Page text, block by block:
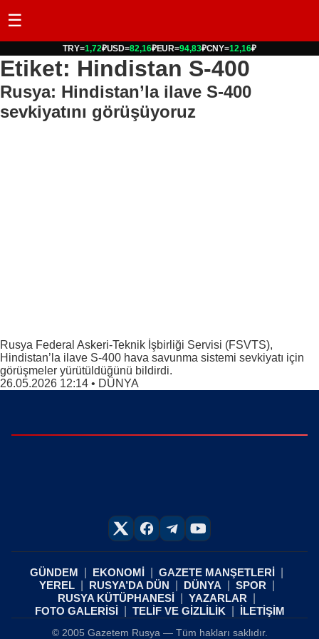
☰
TRY=1,72₽USD=82,16₽EUR=94,83₽CNY=12,16₽
Etiket: Hindistan S-400
Rusya: Hindistan’la ilave S-400
sevkiyatını görüşüyoruz
Rusya Federal Askeri-Teknik İşbirliği Servisi (FSVTS),
Hindistan’la ilave S-400 hava savunma sistemi sevkiyatı için
görüşmeler yürütüldüğünü bildirdi.
26.05.2026 12:14 • DÜNYA
GÜNDEM EKONOMİ
GAZETE MANŞETLERİ
YEREL
RUSYA’DA DÜN DÜNYA
SPOR
RUSYA KÜTÜPHANESİ
YAZARLAR
FOTO GALERİSİ
TELİF VE GİZLİLİK İLETİŞİM
© 2005 Gazetem Rusya — Tüm hakları saklıdır.